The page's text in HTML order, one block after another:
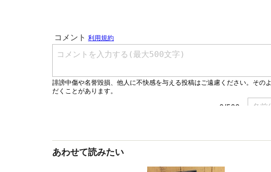
あわせて読みたい